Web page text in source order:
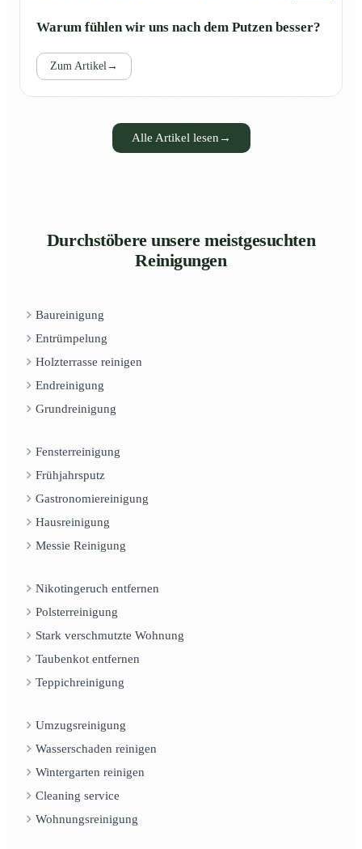
Warum fühlen wir uns nach dem Putzen besser?
Zum Artikel →
Alle Artikel lesen →
Durchstöbere unsere meistgesuchten
Reinigungen
Baureinigung
Entrümpelung
Holzterrasse reinigen
Endreinigung
Grundreinigung
Fensterreinigung
Frühjahrsputz
Gastronomiereinigung
Hausreinigung
Messie Reinigung
Nikotingeruch entfernen
Polsterreinigung
Stark verschmutzte Wohnung
Taubenkot entfernen
Teppichreinigung
Umzugsreinigung
Wasserschaden reinigen
Wintergarten reinigen
Cleaning service
Wohnungsreinigung